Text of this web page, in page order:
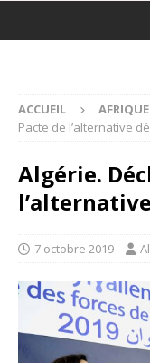
ACCUEIL AFRIQUE
Pacte de l’alternative
Algérie.
7 octobre 2019